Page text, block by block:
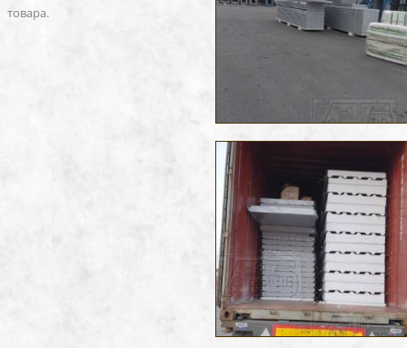
товара.